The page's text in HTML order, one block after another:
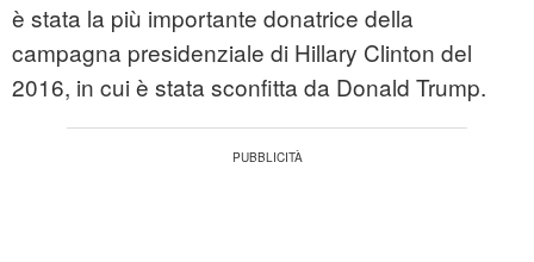
è stata la più importante donatrice della
campagna presidenziale di Hillary Clinton del
2016, in cui è stata sconfitta da Donald Trump.